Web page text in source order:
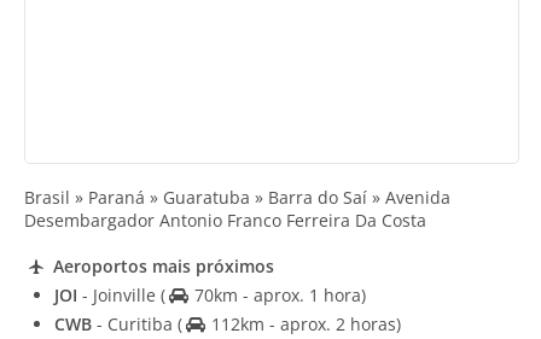
Brasil » Paraná » Guaratuba » Barra do Saí » Avenida
Desembargador Antonio Franco Ferreira Da Costa
Aeroportos mais próximos
JOI - Joinville (
70km - aprox. 1 hora)
CWB - Curitiba (
112km - aprox. 2 horas)